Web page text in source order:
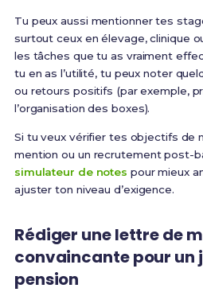
Tu peux aussi mentionner tes
surtout ceux en élevage, clinique
les tâches que tu as vraiment
tu en as l’utilité, tu peux noter
ou retours positifs (par exemple,
l’organisation des boxes).
Si tu veux vérifier tes objectifs de
mention ou un recrutement post-
simulateur de notes pour mieux
ajuster ton niveau d’exigence.
Rédiger une lettre de
convaincante pour un
pension